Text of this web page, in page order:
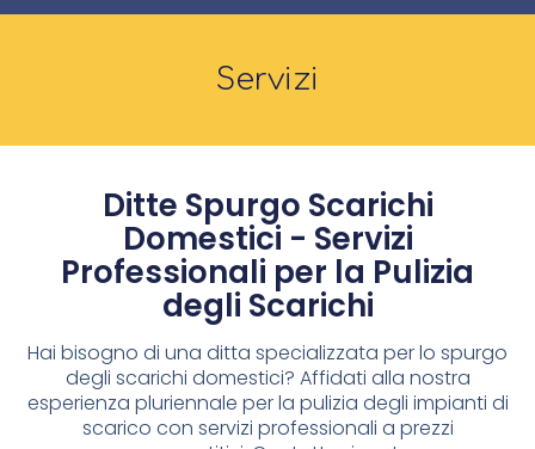
Servizi
Ditte Spurgo Scarichi
Domestici - Servizi
Professionali per la Pulizia
degli Scarichi
Hai bisogno di una ditta specializzata per lo spurgo
degli scarichi domestici? Affidati alla nostra
esperienza pluriennale per la pulizia degli impianti di
scarico con servizi professionali a prezzi